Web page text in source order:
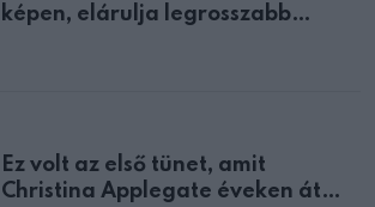
képen, elárulja legrosszabb
Ez volt az első tünet, amit
Christina Applegate éveken át